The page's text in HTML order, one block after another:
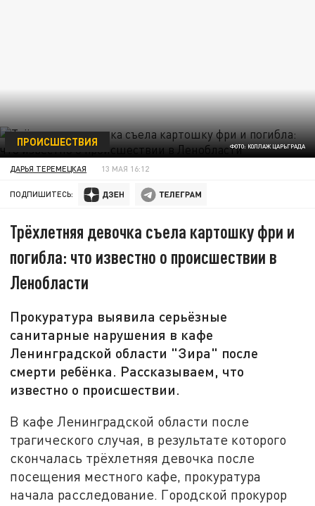
ФОТО: КОЛЛАЖ ЦАРЬГРАДА
ПРОИСШЕСТВИЯ
ДАРЬЯ ТЕРЕМЕЦКАЯ 13 МАЯ 16:12
ПОДПИШИТЕСЬ:
Трёхлетняя девочка съела картошку фри и
погибла: что известно о происшествии в
Ленобласти
Прокуратура выявила серьёзные
санитарные нарушения в кафе
Ленинградской области "Зира" после
смерти ребёнка. Рассказываем, что
известно о происшествии.
В кафе Ленинградской области после
трагического случая, в результате которого
скончалась трёхлетняя девочка после
посещения местного кафе, прокуратура
начала расследование. Городской прокурор